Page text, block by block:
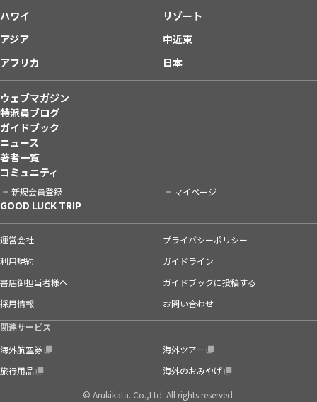
ハワイ
リゾート
アジア
中近東
アフリカ
日本
ウェブマガジン
特派員ブログ
ガイドブック
ニュース
著者一覧
コミュニティ
新規会員登録 マイページ
GOOD LUCK TRIP
運営会社
プライバシーポリシー
利用規約
ガイドライン
書店御担当者様へ
ガイドブックに投稿する
採用情報
お問い合わせ
関連サービス
海外航空券
海外ツアー
旅行用品
海外のおみやげ
© Arukikata. Co.,Ltd. All rights reserved.